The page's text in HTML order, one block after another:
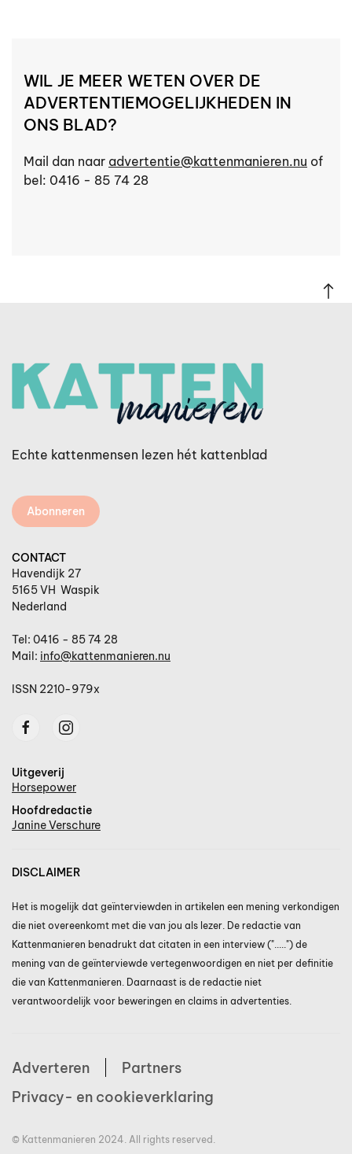
WIL JE MEER WETEN OVER DE
ADVERTENTIEMOGELIJKHEDEN IN
ONS BLAD?
Mail dan naar advertentie@kattenmanieren.nu of
bel: 0416 - 85 74 28
Echte kattenmensen lezen hét kattenblad
Abonneren
CONTACT
Havendijk 27
5165 VH Waspik
Nederland
Tel: 0416 - 85 74 28
Mail: info@kattenmanieren.nu
ISSN 2210-979x
Uitgeverij
Horsepower
Hoofdredactie
Janine Verschure
DISCLAIMER
Het is mogelijk dat geïnterviewden in artikelen een mening verkondigen
die niet overeenkomt met die van jou als lezer. De redactie van
Kattenmanieren benadrukt dat citaten in een interview (".....") de
mening van de geïnterviewde vertegenwoordigen en niet per definitie
die van Kattenmanieren. Daarnaast is de redactie niet
verantwoordelijk voor beweringen en claims in advertenties.
Adverteren
Partners
Privacy- en cookieverklaring
© Kattenmanieren 2024. All rights reserved.